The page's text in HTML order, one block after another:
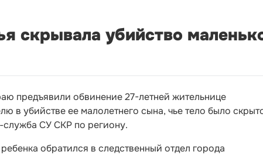
скрывала убийство
предъявили обвинение 27-летней жительнице
в убийстве ее малолетнего сына, чье тело было
служба СУ СКР по региону.
обратился в следственный отдел города